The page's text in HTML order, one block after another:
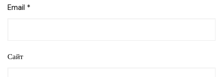
Email *
Сайт